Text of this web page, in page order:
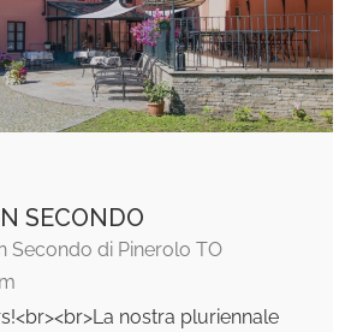
SECONDO
Secondo di Pinerolo TO
nostra pluriennale